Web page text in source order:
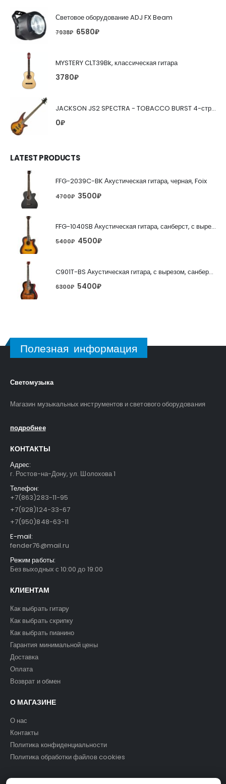
Световое оборудование ADJ FX Beam
7938₽ 6580₽
MYSTERY CLT39Bk, классическая гитара
3780₽
JACKSON JS2 SPECTRA - TOBACCO BURST 4-струнная бас-гитара
0₽
LATEST PRODUCTS
FFG-2039C-BK Акустическая гитара, черная, Foix
4700₽ 3500₽
FFG-1040SB Акустическая гитара, санберст, с вырезом, Foix
5400₽ 4500₽
C901T-BS Акустическая гитара, с вырезом, санберст, Caraya
6300₽ 5400₽
Полезная информация
Светомузыка
Магазин музыкальных инструментов и светового оборудования
подробнее
КОНТАКТЫ
Адрес:
г. Ростов-на-Дону, ул. Шолохова 1
Телефон:
+7(863)283-11-95
+7(928)124-33-67
+7(950)848-63-11
E-mail:
fender76@mail.ru
Режим работы:
Без выходных с 10:00 до 19:00
КЛИЕНТАМ
Как выбрать гитару
Как выбрать скрипку
Как выбрать пианино
Гарантия минимальной цены
Доставка
Оплата
Возврат и обмен
О МАГАЗИНЕ
О нас
Контакты
Политика конфиденциальности
Политика обработки файлов cookies